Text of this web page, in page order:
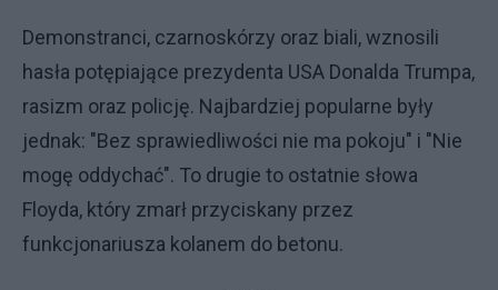
Demonstranci, czarnoskórzy oraz biali, wznosili
hasła potępiające prezydenta USA Donalda Trumpa,
rasizm oraz policję. Najbardziej popularne były
jednak: "Bez sprawiedliwości nie ma pokoju" i "Nie
mogę oddychać". To drugie to ostatnie słowa
Floyda, który zmarł przyciskany przez
funkcjonariusza kolanem do betonu.